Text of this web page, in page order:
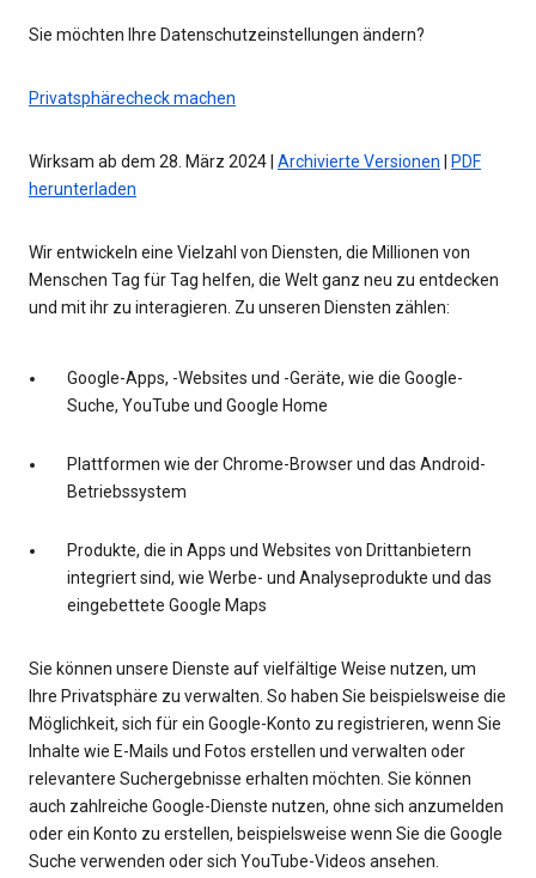
Sie möchten Ihre Datenschutzeinstellungen ändern?
Privatsphärecheck machen
Wirksam ab dem 28. März 2024 | Archivierte Versionen
PDF
herunterladen
Wir entwickeln eine Vielzahl von Diensten, die Millionen von
Menschen Tag für Tag helfen, die Welt ganz neu zu entdecken
und mit ihr zu interagieren. Zu unseren Diensten zählen:
Google-Apps, -Websites und -Geräte, wie die Google-
Suche, YouTube und Google Home
Plattformen wie der Chrome-Browser und das Android-
Betriebssystem
Produkte, die in Apps und Websites von Drittanbietern
integriert sind, wie Werbe- und Analyseprodukte und das
eingebettete Google Maps
Sie können unsere Dienste auf vielfältige Weise nutzen, um
Ihre Privatsphäre zu verwalten. So haben Sie beispielsweise die
Möglichkeit, sich für ein Google-Konto zu registrieren, wenn Sie
Inhalte wie E-Mails und Fotos erstellen und verwalten oder
relevantere Suchergebnisse erhalten möchten. Sie können
auch zahlreiche Google-Dienste nutzen, ohne sich anzumelden
oder ein Konto zu erstellen, beispielsweise wenn Sie die Google
Suche verwenden oder sich YouTube-Videos ansehen.